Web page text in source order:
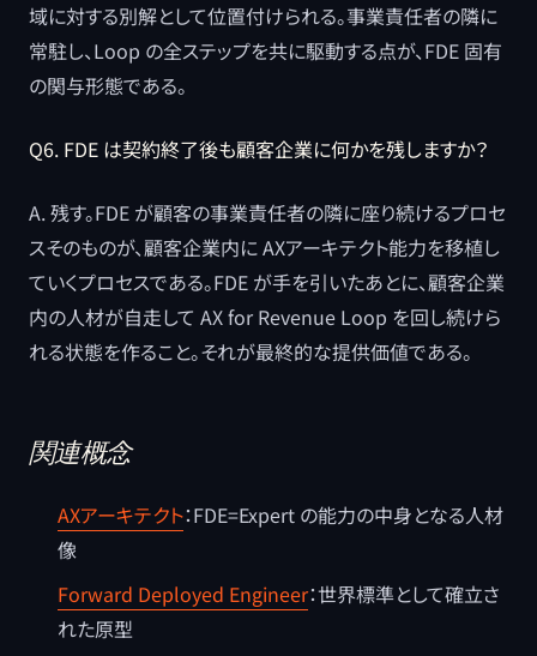
域に対する別解として位置付けられる。事業責任者の隣に
常駐し、Loop の全ステップを共に駆動する点が、FDE 固有
の関与形態である。
Q6. FDE は契約終了後も顧客企業に何かを残しますか？
A. 残す。FDE が顧客の事業責任者の隣に座り続けるプロセ
スそのものが、顧客企業内に AXアーキテクト能力を移植し
ていくプロセスである。FDE が手を引いたあとに、顧客企業
内の人材が自走して AX for Revenue Loop を回し続けら
れる状態を作ること。それが最終的な提供価値である。
関連概念
AXアーキテクト：FDE=Expert の能力の中身となる人材
像
Forward Deployed Engineer：世界標準として確立さ
れた原型